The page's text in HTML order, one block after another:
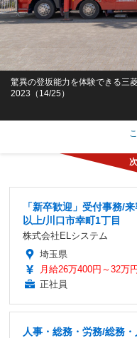
驚異の登坂能力を体験できる三
2023（14/25）
「新卒歓迎」受付事務/
以上/川口市幸町1丁目
株式会社ELシステム
埼玉県
月給26万400円～32万
正社員
人事・総務・労務/総務